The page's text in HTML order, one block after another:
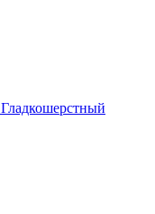
Гладкошерстный